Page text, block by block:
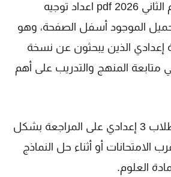
الثالث الاعدادي الترم الثاني 2026 pdf اعداد توجيه
الموجود أسفل الصفحة، وهو
إعدادي الذين يبحثون عن نسخة
المنهج والتدريب على أهم
يساعد هذا الملف طلاب 3 إعدادي على المراجعة بشكل
أو أثناء حل النماذج
العلوم.